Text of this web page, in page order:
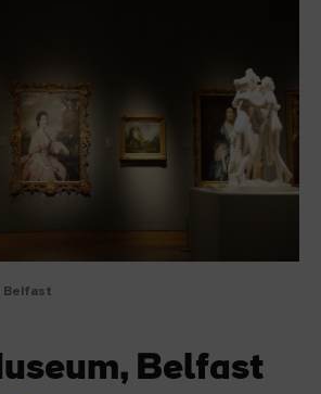
Belfast
Belfast